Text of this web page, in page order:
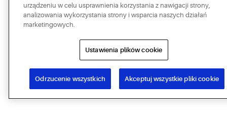
urządzeniu w celu usprawnienia korzystania z nawigacji strony,
analizowania wykorzystania strony i wsparcia naszych działań
marketingowych.
Ustawienia plików cookie
Odrzucenie wszystkich Akceptuj wszystkie pliki cookie